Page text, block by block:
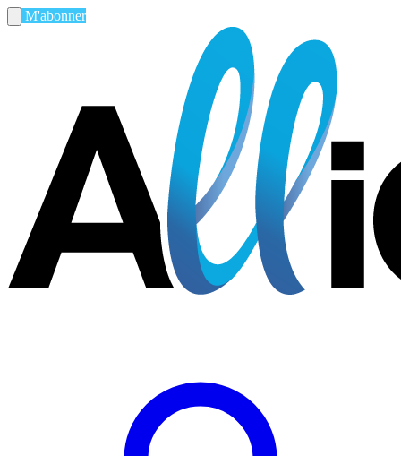
M'abonner